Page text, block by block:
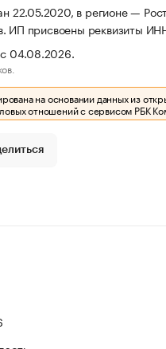
в регионе —
ИП присвоены
04.08.2026.
на основании данных из
отношений с сервисом РБК